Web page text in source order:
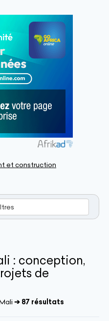
et construction
: conception,
de
➔ 87 résultats